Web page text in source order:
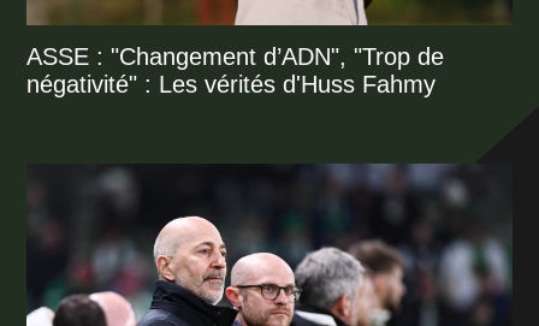
ASSE : "Changement d’ADN", "Trop de
négativité" : Les vérités d'Huss Fahmy